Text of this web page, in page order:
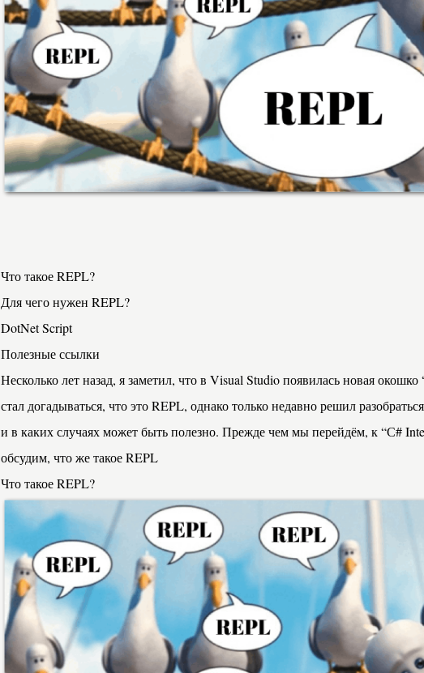
Что такое REPL?
Для чего нужен REPL?
DotNet Script
Полезные ссылки
Несколько лет назад, я заметил, что в Visual Studio появилась новая
стал догадываться, что это REPL, однако только недавно решил
и в каких случаях может быть полезно. Прежде чем мы перейдём, к “С#
обсудим, что же такоеREPL
Что такое REPL?